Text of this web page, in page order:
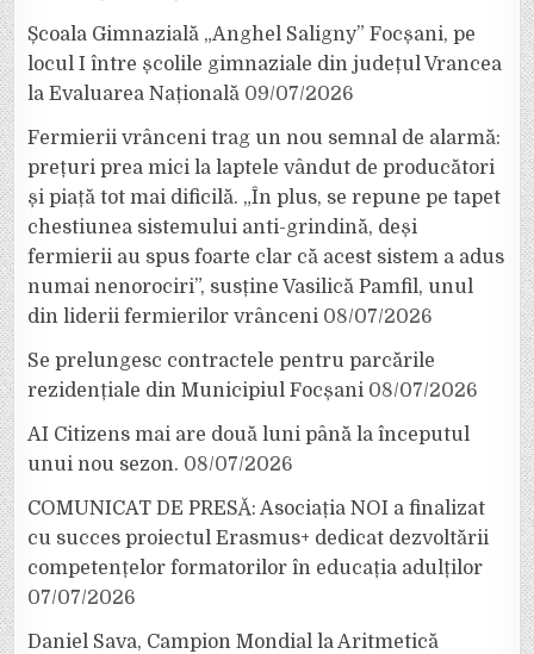
Școala Gimnazială „Anghel Saligny” Focșani, pe
locul I între școlile gimnaziale din județul Vrancea
la Evaluarea Națională 09/07/2026
Fermierii vrânceni trag un nou semnal de alarmă:
prețuri prea mici la laptele vândut de producători
și piață tot mai dificilă. „În plus, se repune pe tapet
chestiunea sistemului anti-grindină, deși
fermierii au spus foarte clar că acest sistem a adus
numai nenorociri”, susține Vasilică Pamfil, unul
din liderii fermierilor vrânceni 08/07/2026
Se prelungesc contractele pentru parcările
rezidențiale din Municipiul Focșani 08/07/2026
AI Citizens mai are două luni până la începutul
unui nou sezon. 08/07/2026
COMUNICAT DE PRESĂ: Asociația NOI a finalizat
cu succes proiectul Erasmus+ dedicat dezvoltării
competențelor formatorilor în educația adulților
07/07/2026
Daniel Sava, Campion Mondial la Aritmetică